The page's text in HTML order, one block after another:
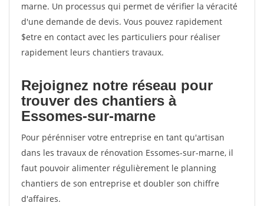
marne. Un processus qui permet de vérifier la véracité
d'une demande de devis. Vous pouvez rapidement
$etre en contact avec les particuliers pour réaliser
rapidement leurs chantiers travaux.
Rejoignez notre réseau pour
trouver des chantiers à
Essomes-sur-marne
Pour pérénniser votre entreprise en tant qu'artisan
dans les travaux de rénovation Essomes-sur-marne, il
faut pouvoir alimenter régulièrement le planning
chantiers de son entreprise et doubler son chiffre
d'affaires.